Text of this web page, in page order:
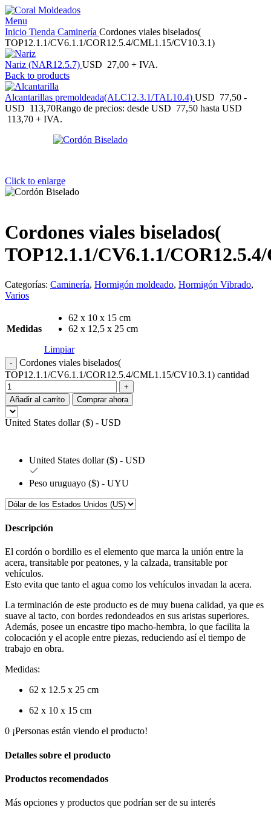
Menu
Inicio Tienda Caminería Cordones viales biselados(
TOP12.1.1/CV6.1.1/COR12.5.4/CML1.15/CV10.3.1)
Nariz (NAR12.5.7) USD 27,00 + IVA.
Back to products
Alcantarillas premoldeada(ALC12.3.1/TAL10.4) USD 77,50 -
USD 113,70Rango de precios: desde USD 77,50 hasta USD
113,70 + IVA.
Click to enlarge
Cordones viales biselados(
TOP12.1.1/CV6.1.1/
Categorías: Caminería, Hormigón moldeado, Hormigón Vibrado,
Varios
Medidas
62 x 10 x 15 cm
62 x 12,5 x 25 cm
Limpiar
Cordones viales biselados(
TOP12.1.1/CV6.1.1/COR12.5.4/CML1.15/CV10.3.1) cantidad
Añadir al carrito Comprar ahora
United States dollar ($) - USD
United States dollar ($) - USD
Peso uruguayo ($) - UYU
Descripción
El cordón o bordillo es el elemento que marca la unión entre la
acera, transitable por peatones, y la calzada, transitable por
vehículos.
Esto evita que tanto el agua como los vehículos invadan la acera.
La terminación de este producto es de muy buena calidad, ya que es
suave al tacto, con bordes redondeados en sus aristas superiores.
Además, posee un encastre tipo macho-hembra, lo que facilita la
colocación y el acople entre piezas, reduciendo así el tiempo de
trabajo en obra.
Medidas:
62 x 12.5 x 25 cm
62 x 10 x 15 cm
0 ¡Personas están viendo el producto!
Detalles sobre el producto
Productos recomendados
Más opciones y productos que podrían ser de su interés